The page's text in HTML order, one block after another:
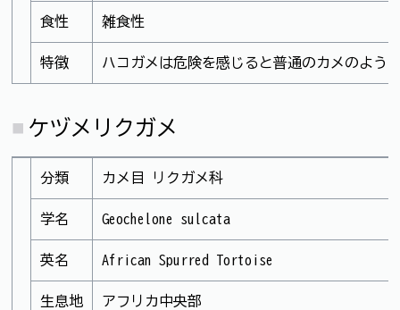
食性 雑食性
特徴 ハコガメは危険を感じると普通のカメのよう
ケヅメリクガメ
分類 カメ目 リクガメ科
学名 Geochelone sulcata
英名 African Spurred Tortoise
生息地 アフリカ中央部